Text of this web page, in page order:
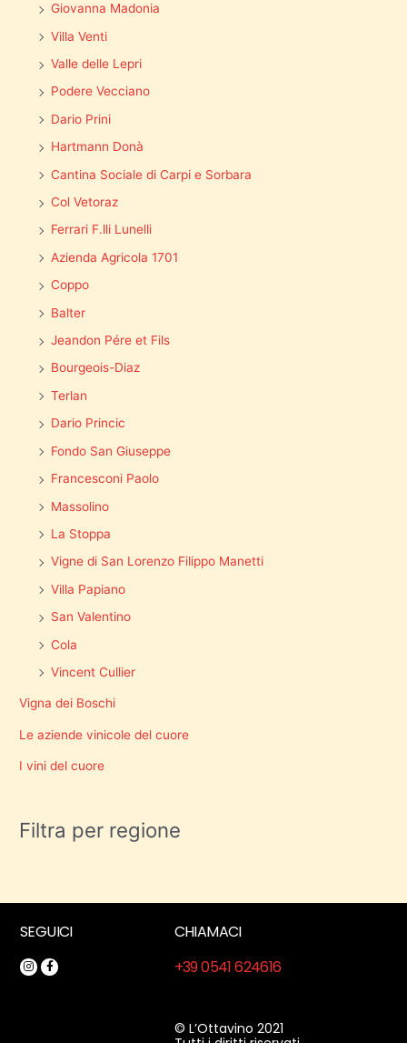
Giovanna Madonia
Villa Venti
Valle delle Lepri
Podere Vecciano
Dario Prini
Hartmann Donà
Cantina Sociale di Carpi e Sorbara
Col Vetoraz
Ferrari F.lli Lunelli
Azienda Agricola 1701
Coppo
Balter
Jeandon Pére et Fils
Bourgeois-Diaz
Terlan
Dario Princic
Fondo San Giuseppe
Francesconi Paolo
Massolino
La Stoppa
Vigne di San Lorenzo Filippo Manetti
Villa Papiano
San Valentino
Cola
Vincent Cullier
Vigna dei Boschi
Le aziende vinicole del cuore
I vini del cuore
Filtra per regione
SEGUICI
CHIAMACI
+39 0541 624616
© L’Ottavino 2021